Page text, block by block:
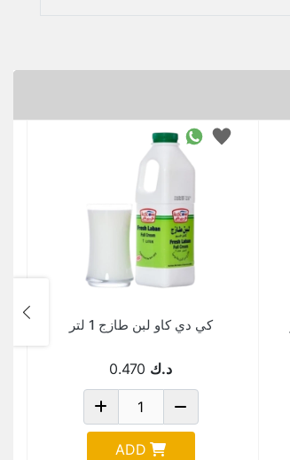
كي دي كاو لبن طازج 1 لتر
د.ك 0.470
ADD